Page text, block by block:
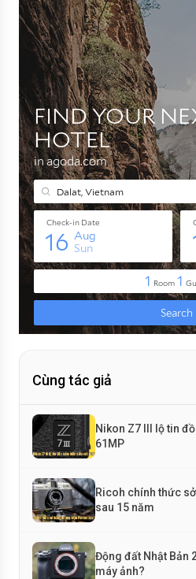
Cùng tác giả
Nikon Z7 III lộ tin đồn cảm biến siêu nét
61MP
Ricoh chính thức sở hữu thương hiệu Pentax
sau 15 năm
Động đất Nhật Bản 2026 có làm khan hiếm
máy ảnh?